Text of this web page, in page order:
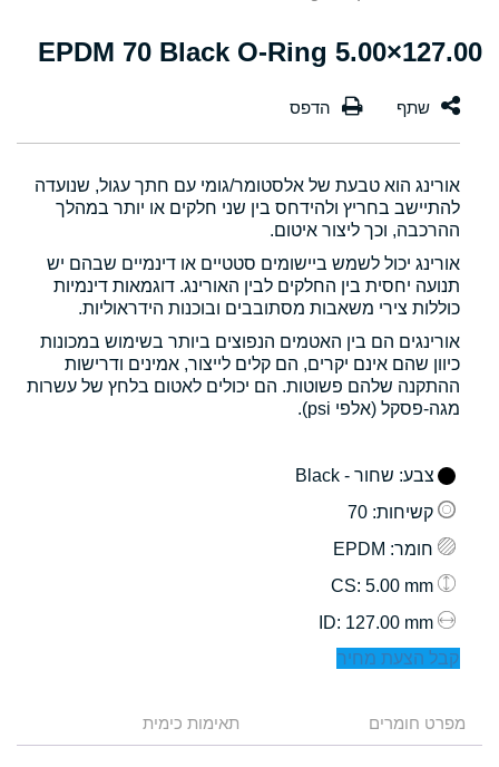
127.00×5.00 EPDM 70 Black O-Ring
אורינג הוא טבעת של אלסטומר/גומי עם חתך עגול, שנועדה
להתיישב בחריץ ולהידחס בין שני חלקים או יותר במהלך
ההרכבה, וכך ליצור איטום.
אורינג יכול לשמש ביישומים סטטיים או דינמיים שבהם יש
תנועה יחסית בין החלקים לבין האורינג. דוגמאות דינמיות
כוללות צירי משאבות מסתובבים ובוכנות הידראוליות.
אורינגים הם בין האטמים הנפוצים ביותר בשימוש במכונות
כיוון שהם אינם יקרים, הם קלים לייצור, אמינים ודרישות
ההתקנה שלהם פשוטות. הם יכולים לאטום בלחץ של עשרות
מגה-פסקל (אלפי psi).
צבע: שחור - Black
קשיחות: 70
חומר: EPDM
: 5.00 mm
: 127.00 mm
קבל הצעת מחיר
מפרט חומרים תאימות כימית